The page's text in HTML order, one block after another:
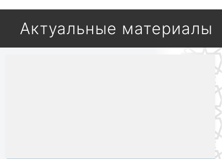
Актуальные материалы